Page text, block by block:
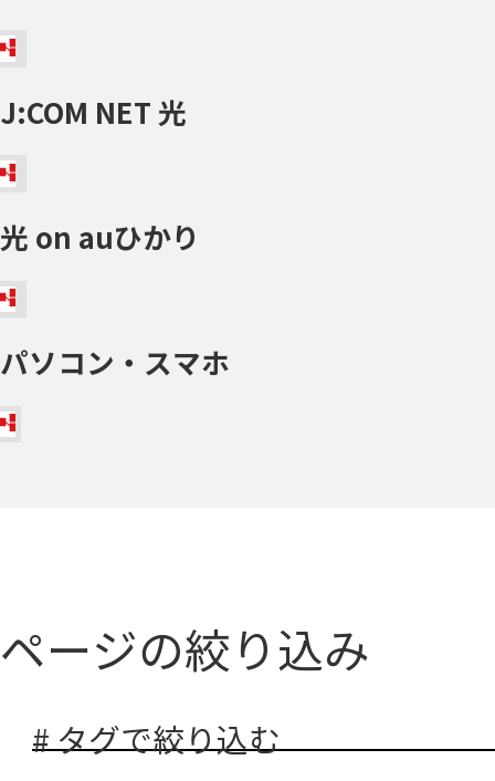
J:COM NET 光
光 on auひかり
パソコン・スマホ
ページの絞り込み
# タグで絞り込む